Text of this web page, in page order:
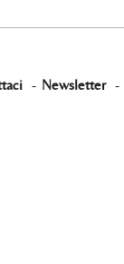
- Newsletter -